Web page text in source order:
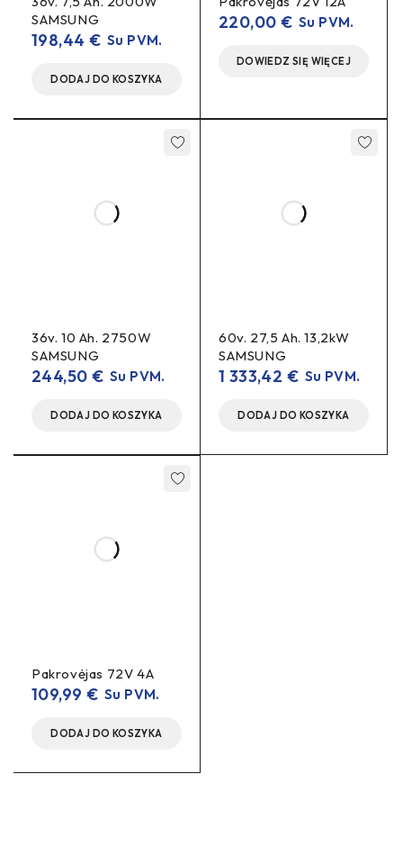
60v pakrovėjas, 5a įkroviklis, e-dviratis pakrovėjas, e-
paspirtuko įkroviklis, 16s charger, li-ion charger 60v,
SAMSUNG
198,44 € Su PVM.
DODAJ DO KOSZYKA
220,00 € Su PVM.
DOWIEDZ SIĘ WIĘCEJ
36v. 10 Ah. 2750W
SAMSUNG
244,50 € Su PVM.
DODAJ DO KOSZYKA
60v. 27,5 Ah. 13,2kW
SAMSUNG
1 333,42 € Su PVM.
DODAJ DO KOSZYKA
Pakrovėjas 72V 4A
109,99 € Su PVM.
DODAJ DO KOSZYKA